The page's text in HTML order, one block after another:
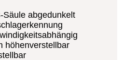
Säule abgedunkelt
höhenverstellbar